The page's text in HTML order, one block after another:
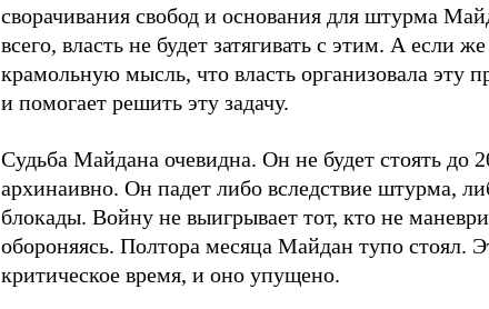
сворачивания свобод и основания для штурма
всего, власть не будет затягивать с этим. А если
крамольную мысль, что власть организовала эту
и помогает решить эту задачу.
Судьба Майдана очевидна. Он не будет стоять до
архинаивно. Он падет либо вследствие штурма,
блокады. Войну не выигрывает тот, кто не
обороняясь. Полтора месяца Майдан тупо стоял.
критическое время, и оно упущено.